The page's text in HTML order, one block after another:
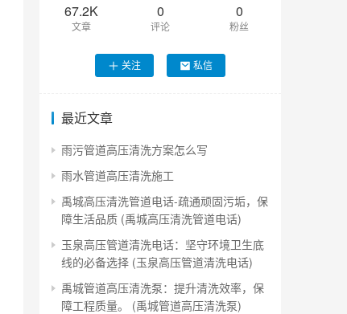
67.2K
文章
0
评论
0
粉丝
关注 私信
最近文章
雨污管道高压清洗方案怎么写
雨水管道高压清洗施工
禹城高压清洗管道电话-疏通顽固污垢，保
障生活品质 (禹城高压清洗管道电话)
玉泉高压管道清洗电话：坚守环境卫生底
线的必备选择 (玉泉高压管道清洗电话)
禹城管道高压清洗泵：提升清洗效率，保
障工程质量。 (禹城管道高压清洗泵)